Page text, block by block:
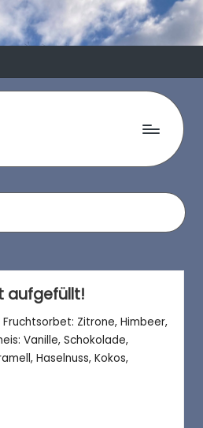
aufgefüllt!
Zitrone, Himbeer,
Vanille, Schokolade,
Haselnuss, Kokos,